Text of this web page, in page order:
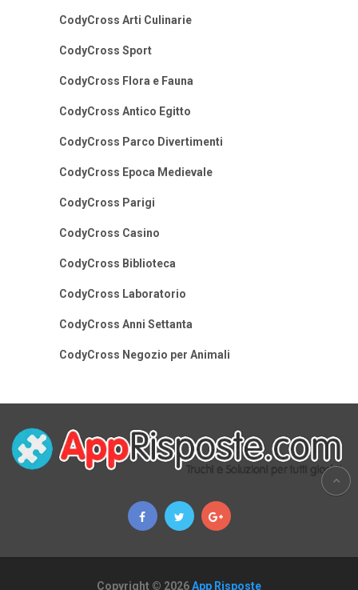
CodyCross Arti Culinarie
CodyCross Sport
CodyCross Flora e Fauna
CodyCross Antico Egitto
CodyCross Parco Divertimenti
CodyCross Epoca Medievale
CodyCross Parigi
CodyCross Casino
CodyCross Biblioteca
CodyCross Laboratorio
CodyCross Anni Settanta
CodyCross Negozio per Animali
Copyright © 2026App Risposte